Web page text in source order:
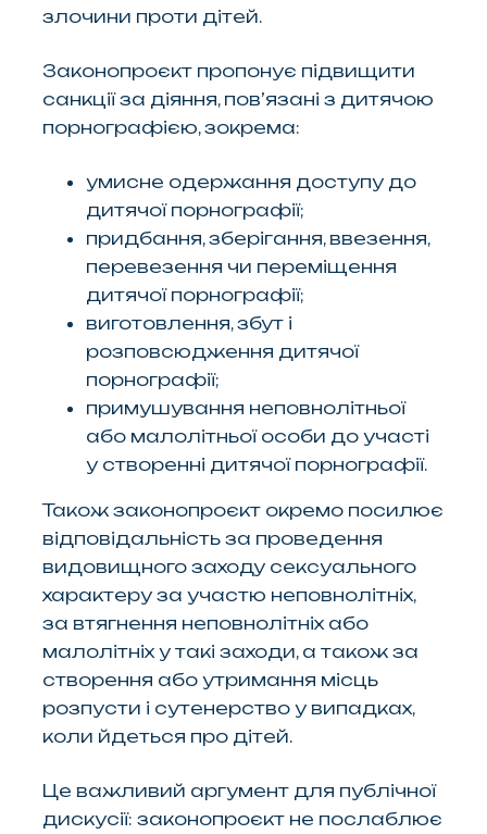
злочини проти дітей.
Законопроєкт пропонує підвищити
санкції за діяння, пов’язані з дитячою
порнографією, зокрема:
умисне одержання доступу до
дитячої порнографії;
придбання, зберігання, ввезення,
перевезення чи переміщення
дитячої порнографії;
виготовлення, збут і
розповсюдження дитячої
порнографії;
примушування неповнолітньої
або малолітньої особи до участі
у створенні дитячої порнографії.
Також законопроєкт окремо посилює
відповідальність за проведення
видовищного заходу сексуального
характеру за участю неповнолітніх,
за втягнення неповнолітніх або
малолітніх у такі заходи, а також за
створення або утримання місць
розпусти і сутенерство у випадках,
коли йдеться про дітей.
Це важливий аргумент для публічної
дискусії: законопроєкт не послаблює